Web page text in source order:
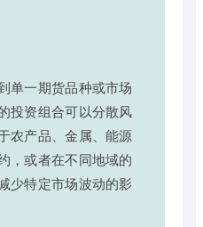
单一期货品种或市场
投资组合可以分散风
农产品、金属、能源
，或者在不同地域的
少特定市场波动的影